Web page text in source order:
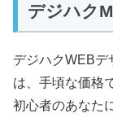
デジハク
デジハクWEBデ
は、手頃な価格
初心者のあなた